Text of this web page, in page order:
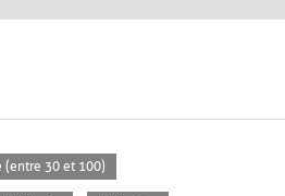
(entre 30 et 100)